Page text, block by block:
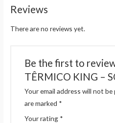
Reviews
There are no reviews yet.
Be the first to
TÊRMICO KING –
Your email address will not be
are marked *
Your rating *